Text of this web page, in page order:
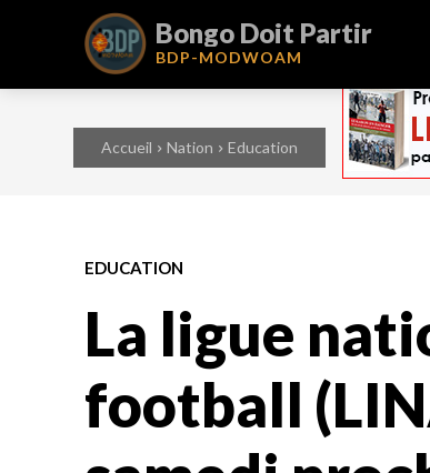
Bongo Doit Partir
BDP-MODWOAM
Accueil Nation Education
EDUCATION
La ligue
football